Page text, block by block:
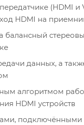
(HDMI и
HDMI на
данных, а
алгоритмом
HDMI устройств
подключёнными